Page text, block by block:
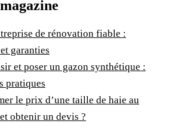
de rénovation fiable :
garanties
et poser un gazon synthétique :
pratiques
le prix d’une taille de haie au
obtenir un devis ?